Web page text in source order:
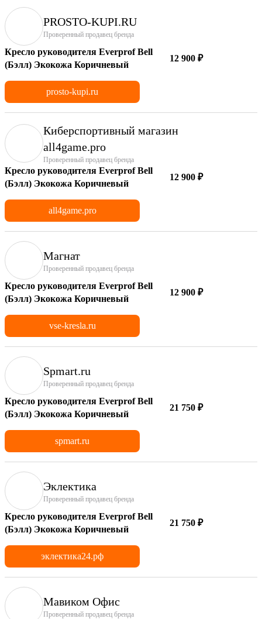
PROSTO-KUPI.RU
Проверенный продавец бренда
Кресло руководителя Everprof Bell
(Бэлл) Экокожа Коричневый
12 900 ₽
prosto-kupi.ru
Киберспортивный магазин
аll4game.pro
Проверенный продавец бренда
Кресло руководителя Everprof Bell
(Бэлл) Экокожа Коричневый
12 900 ₽
all4game.pro
Магнат
Проверенный продавец бренда
Кресло руководителя Everprof Bell
(Бэлл) Экокожа Коричневый
12 900 ₽
vse-kresla.ru
Spmart.ru
Проверенный продавец бренда
Кресло руководителя Everprof Bell
(Бэлл) Экокожа Коричневый
21 750 ₽
spmart.ru
Эклектика
Проверенный продавец бренда
Кресло руководителя Everprof Bell
(Бэлл) Экокожа Коричневый
21 750 ₽
эклектика24.рф
Мавиком Офис
Проверенный продавец бренда